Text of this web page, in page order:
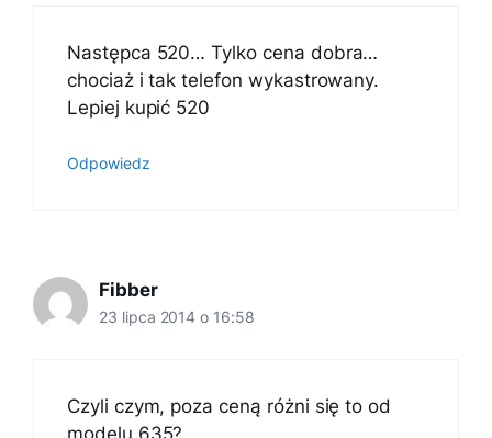
Następca 520… Tylko cena dobra…
chociaż i tak telefon wykastrowany.
Lepiej kupić 520
Odpowiedz
Fibber
23 lipca 2014 o 16:58
Czyli czym, poza ceną różni się to od
modelu 635?